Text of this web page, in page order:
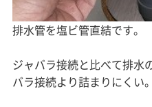
排水管を塩ビ管直結です。
ジャバラ接続と比べて排水
バラ接続より詰まりにくい。